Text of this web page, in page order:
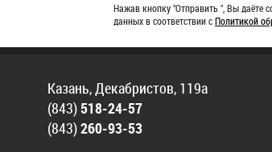
Нажав кнопку "Отправить ", Вы даёте
данных в соответствии сПолитикой
Казань, Декабристов, 119а
(843)518-24-57
(843)260-93-53